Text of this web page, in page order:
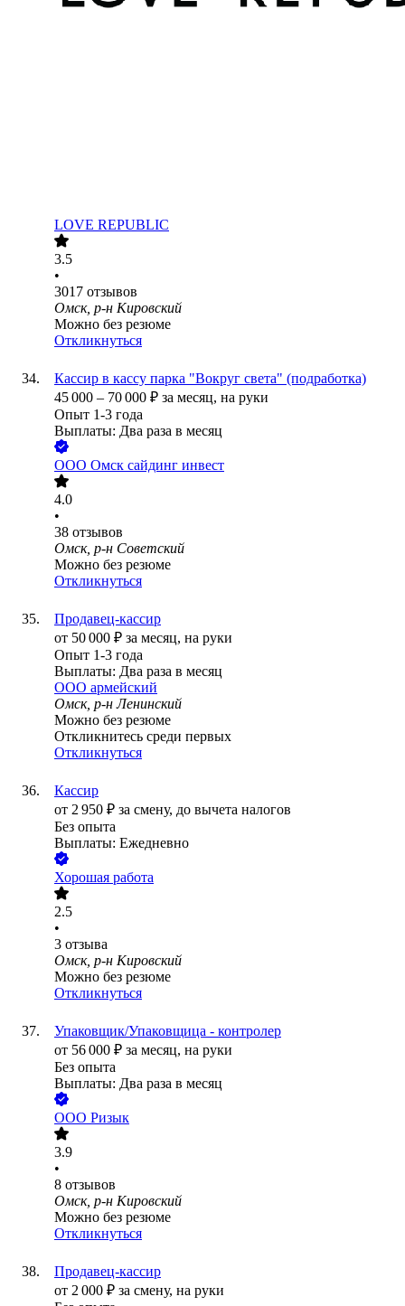
LOVE REPUBLIC
3.5
•
3017 отзывов
Омск, р-н Кировский
Можно без резюме
Откликнуться
Кассир в кассу парка "Вокруг света" (подработка)
45 000 – 70 000 ₽ за месяц, на руки
Опыт 1-3 года
Выплаты: Два раза в месяц
ООО Омск сайдинг инвест
4.0
•
38 отзывов
Омск, р-н Советский
Можно без резюме
Откликнуться
Продавец-кассир
от 50 000 ₽ за месяц, на руки
Опыт 1-3 года
Выплаты: Два раза в месяц
ООО армейский
Омск, р-н Ленинский
Можно без резюме
Откликнитесь среди первых
Откликнуться
Кассир
от 2 950 ₽ за смену, до вычета налогов
Без опыта
Выплаты: Ежедневно
Хорошая работа
2.5
•
3 отзыва
Омск, р-н Кировский
Можно без резюме
Откликнуться
Упаковщик/Упаковщица - контролер
от 56 000 ₽ за месяц, на руки
Без опыта
Выплаты: Два раза в месяц
ООО Ризык
3.9
•
8 отзывов
Омск, р-н Кировский
Можно без резюме
Откликнуться
Продавец-кассир
от 2 000 ₽ за смену, на руки